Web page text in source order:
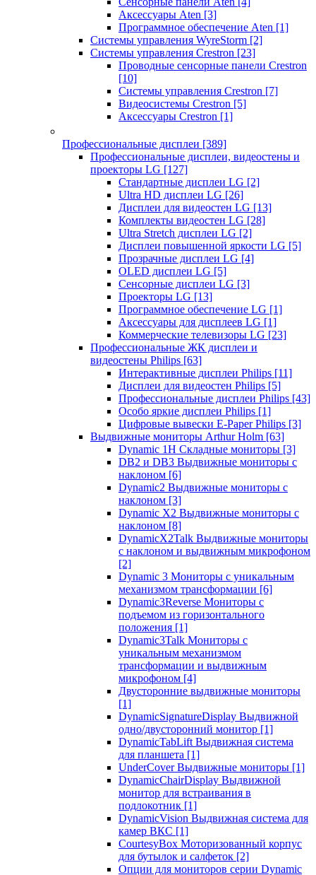
Аксессуары Aten [3]
Программное обеспечение Aten [1]
Системы управления WyreStorm [2]
Системы управления Crestron [23]
Проводные сенсорные панели Crestron
[10]
Системы управления Crestron [7]
Видеосистемы Crestron [5]
Аксессуары Crestron [1]
Профессиональные дисплеи [389]
Профессиональные дисплеи, видеостены и
проекторы LG [127]
Стандартные дисплеи LG [2]
Ultra HD дисплеи LG [26]
Дисплеи для видеостен LG [13]
Комплекты видеостен LG [28]
Ultra Stretch дисплеи LG [2]
Дисплеи повышенной яркости LG [5]
Прозрачные дисплеи LG [4]
OLED дисплеи LG [5]
Сенсорные дисплеи LG [3]
Проекторы LG [13]
Программное обеспечение LG [1]
Аксессуары для дисплеев LG [1]
Коммерческие телевизоры LG [23]
Профессиональные ЖК дисплеи и
видеостены Philips [63]
Интерактивные дисплеи Philips [11]
Дисплеи для видеостен Philips [5]
Профессиональные дисплеи Philips [43]
Особо яркие дисплеи Philips [1]
Цифровые вывески E-Paper Philips [3]
Выдвижные мониторы Arthur Holm [63]
Dynamic 1Н Складные мониторы [3]
DB2 и DB3 Выдвижные мониторы с
наклоном [6]
Dynamic2 Выдвижные мониторы с
наклоном [3]
Dynamic X2 Выдвижные мониторы с
наклоном [8]
DynamicX2Talk Выдвижные мониторы
с наклоном и выдвижным микрофоном
[2]
Dynamic 3 Мониторы с уникальным
механизмом трансформации [6]
Dynamic3Reverse Мониторы с
подъемом из горизонтального
положения [1]
Dynamic3Talk Мониторы с
уникальным механизмом
трансформации и выдвижным
микрофоном [4]
Двусторонние выдвижные мониторы
[1]
DynamicSignatureDisplay Выдвижной
одно/двусторонний монитор [1]
DynamicTabLift Выдвижная система
для планшета [1]
UnderCover Выдвижные мониторы [1]
DynamicChairDisplay Выдвижной
монитор для встраивания в
подлокотник [1]
DynamicVision Выдвижная система для
камер ВКС [1]
CourtesyBox Моторизованный корпус
для бутылок и салфеток [2]
Опции для мониторов серии Dynamic